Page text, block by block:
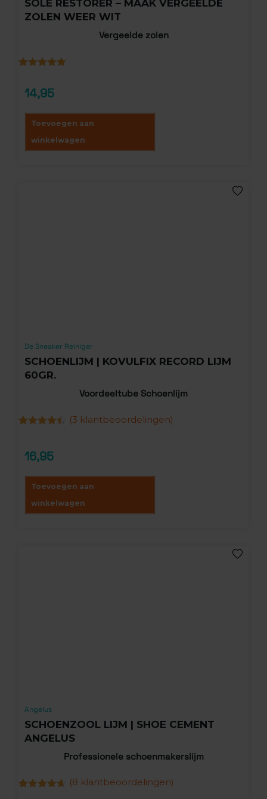
SOLE RESTORER – MAAK VERGEELDE
ZOLEN WEER WIT
Vergeelde zolen
gebaseerd
14,95
Toevoegen aan
winkelwagen
De Sneaker Reiniger
SCHOENLIJM | KOVULFIX RECORD LIJM
60GR.
Voordeeltube Schoenlijm
gebaseerd
op
(3 klantbeoordelingen)
16,95
Toevoegen aan
winkelwagen
Angelus
SCHOENZOOL LIJM | SHOE CEMENT
ANGELUS
Professionele schoenmakerslijm
(8 klantbeoordelingen)